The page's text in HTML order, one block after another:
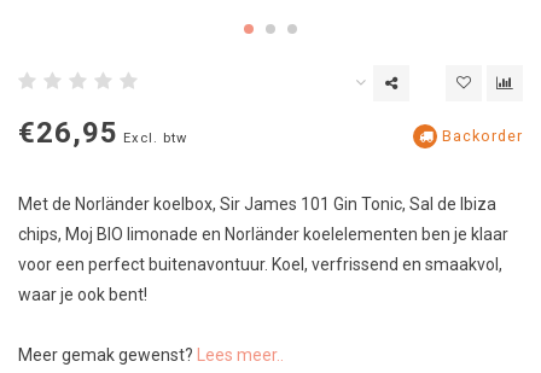
€26,95 Excl. btw Backorder
Met de Norländer koelbox, Sir James 101 Gin Tonic, Sal de Ibiza
chips, Moj BIO limonade en Norländer koelelementen ben je klaar
voor een perfect buitenavontuur. Koel, verfrissend en smaakvol,
waar je ook bent!
Meer gemak gewenst? Lees meer..